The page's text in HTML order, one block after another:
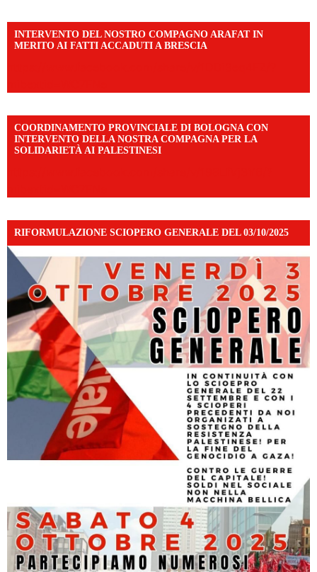
INTERVENTO DEL NOSTRO COMPAGNO ARAFAT IN
MERITO AI FATTI ACCADUTI A BRESCIA
COORDINAMENTO PROVINCIALE DI BOLOGNA CON
INTERVENTO DELLA NOSTRA COMPAGNA PER LA
SOLIDARIETÀ AI PALESTINESI
RIFORMULAZIONE SCIOPERO GENERALE DEL 03/10/2025